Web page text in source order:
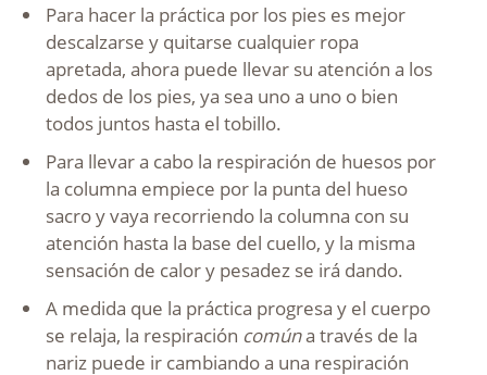
Para hacer la práctica por los pies es mejor
descalzarse y quitarse cualquier ropa
apretada, ahora puede llevar su atención a los
dedos de los pies, ya sea uno a uno o bien
todos juntos hasta el tobillo.
Para llevar a cabo la respiración de huesos por
la columna empiece por la punta del hueso
sacro y vaya recorriendo la columna con su
atención hasta la base del cuello, y la misma
sensación de calor y pesadez se irá dando.
A medida que la práctica progresa y el cuerpo
se relaja, la respiración comúna través de la
nariz puede ir cambiando a una respiración